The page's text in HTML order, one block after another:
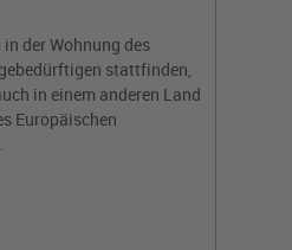
der Wohnung des
stattfinden,
in einem anderen Land
Europäischen